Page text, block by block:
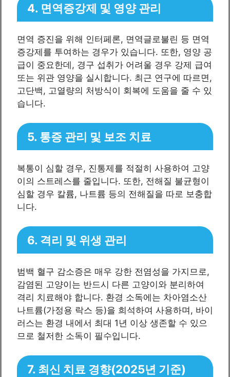
4. 면역증강제 및 영양 관리
면역 증진을 위해 인터페론, 면역글로불린 등 면역
증강제를 투여하는 경우가 있습니다. 또한, 영양 공
급이 중요한데, 경구 섭취가 어려울 경우 강제 급여
또는 위관 영양을 실시합니다. 최근 연구에 따르면,
고단백, 고열량의 처방식이 회복에 도움을 줄 수 있
습니다.
5. 통증 관리 및 보조 치료
복통이 심할 경우, 진통제를 적절히 사용하여 고양
이의 스트레스를 줄입니다. 또한, 전해질 불균형이
심할 경우 칼륨, 나트륨 등의 전해질을 따로 보충합
니다.
6. 격리 및 위생 관리
범백 혈구 감소증은 매우 강한 전염성을 가지므로,
감염된 고양이는 반드시 다른 고양이와 분리하여
격리 치료해야 합니다. 환경 소독에는 차아염소산
나트륨(가정용 락스 등)을 희석하여 사용하며, 바이
러스는 환경 내에서 최대 1년 이상 생존할 수 있으
므로 철저한 소독이 필수입니다.
7. 최신 치료 경향(2025년 기준)